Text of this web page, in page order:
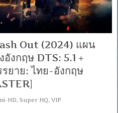
Out (2024) แผน
งกฤษ DTS: 5.1 +
ยาย: ไทย-อังกฤษ
HD,Super HQ,VIP